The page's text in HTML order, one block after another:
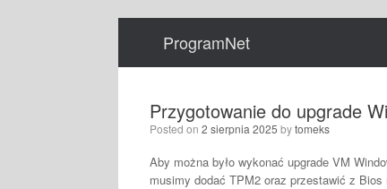
Skip
ProgramNet
Przygotowanie do upgrade
Posted on 2 sierpnia 2025 bytomeks
Aby można było wykonać upgrade VM
musimy dodać TPM2 oraz przestawić z Bios